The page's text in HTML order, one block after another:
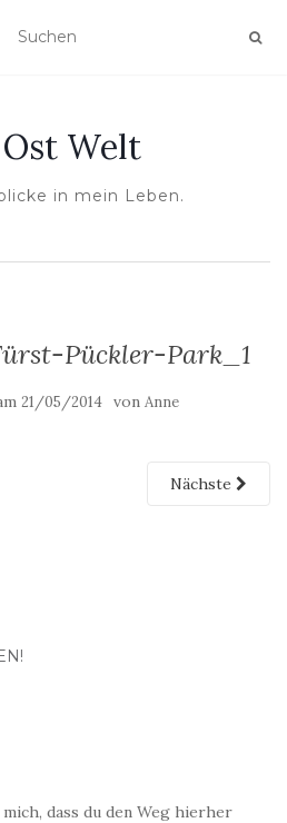
Welt
in mein Leben.
Pückler-Park_1
21/05/2014 von Anne
Nächste
dass du den Weg hierher